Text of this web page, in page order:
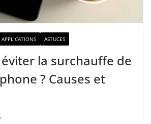
APPLICATIONS ASTUCES
la surchauffe de
? Causes et